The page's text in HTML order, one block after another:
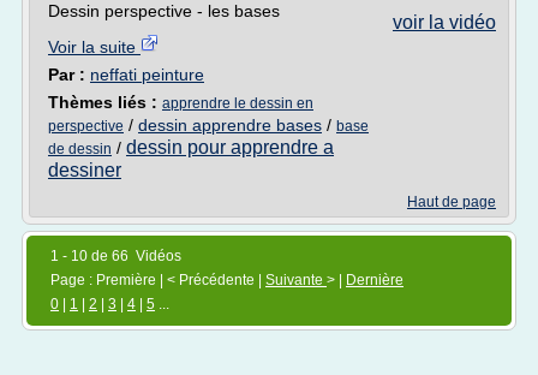
voir la vidéo
Dessin perspective - les bases
Voir la suite
Par : neffati peinture
Thèmes liés : apprendre le dessin en
perspective / dessin apprendre bases / base
de dessin / dessin pour apprendre a
dessiner
Haut de page
1 - 10 de 66 Vidéos
Page : Première | < Précédente | Suivante > |
Dernière
0
1 2 3 4 5 ...